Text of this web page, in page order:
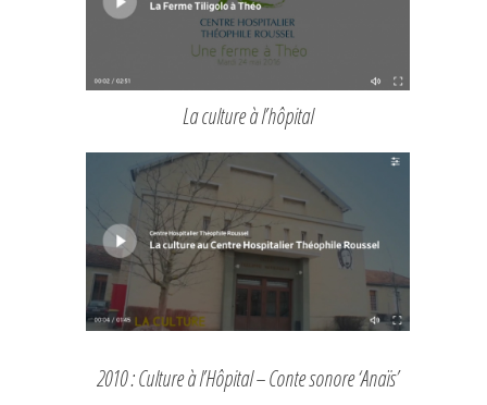
La culture à l’hôpital
2010 : Culture à l’Hôpital – Conte sonore ‘Anaïs’